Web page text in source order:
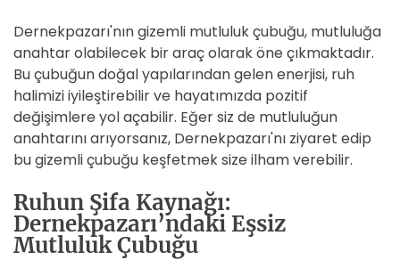
Dernekpazarı'nın gizemli mutluluk çubuğu, mutluluğa
anahtar olabilecek bir araç olarak öne çıkmaktadır.
Bu çubuğun doğal yapılarından gelen enerjisi, ruh
halimizi iyileştirebilir ve hayatımızda pozitif
değişimlere yol açabilir. Eğer siz de mutluluğun
anahtarını arıyorsanız, Dernekpazarı'nı ziyaret edip
bu gizemli çubuğu keşfetmek size ilham verebilir.
Ruhun Şifa Kaynağı:
Dernekpazarı’ndaki Eşsiz
Mutluluk Çubuğu